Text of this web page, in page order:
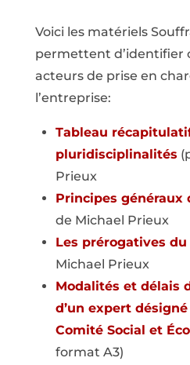
Voici les matériels
permettent d’identifier
acteurs de prise en
l’entreprise:
Tableau
pluridisciplinalités
Prieux
Principes généraux
de Michael Prieux
Les prérogatives du
Michael Prieux
Modalités et délais
d’un expert désigné
Comité Social et
format A3)